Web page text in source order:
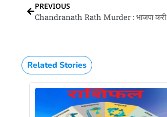
PREVIOUS
Related Stories